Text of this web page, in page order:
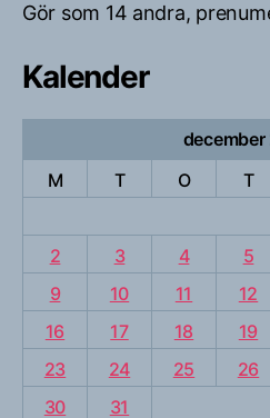
Gör som 14 andra,
Kalender
M
T O T
2
3 4 5
9
10 11 12
16
17 18 19
23
24 25 26
30
31